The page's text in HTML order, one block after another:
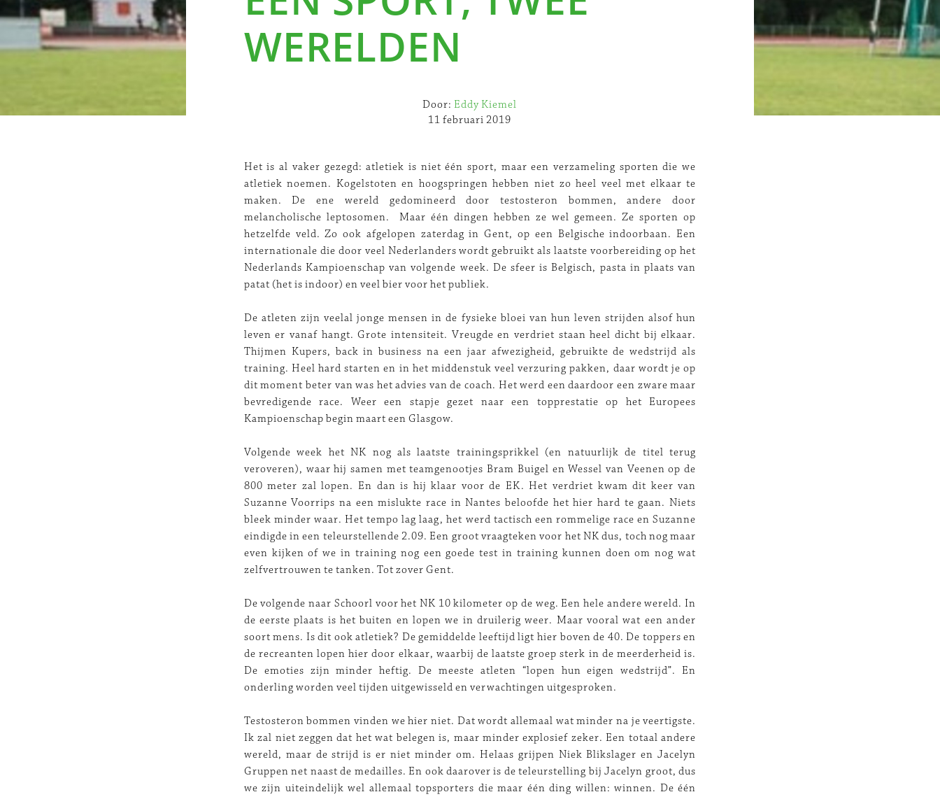
WERELDEN
Door: Eddy Kiemel
11 februari 2019
Het is al vaker gezegd: atletiek is niet één sport, maar een verzameling sporten die we
atletiek noemen. Kogelstoten en hoogspringen hebben niet zo heel veel met elkaar te
maken. De ene wereld gedomineerd door testosteron bommen, andere door
melancholische leptosomen. Maar één dingen hebben ze wel gemeen. Ze sporten op
hetzelfde veld. Zo ook afgelopen zaterdag in Gent, op een Belgische indoorbaan. Een
internationale die door veel Nederlanders wordt gebruikt als laatste voorbereiding op het
Nederlands Kampioenschap van volgende week. De sfeer is Belgisch, pasta in plaats van
patat (het is indoor) en veel bier voor het publiek.
De atleten zijn veelal jonge mensen in de fysieke bloei van hun leven strijden alsof hun
leven er vanaf hangt. Grote intensiteit. Vreugde en verdriet staan heel dicht bij elkaar.
Thijmen Kupers, back in business na een jaar afwezigheid, gebruikte de wedstrijd als
training. Heel hard starten en in het middenstuk veel verzuring pakken, daar wordt je op
dit moment beter van was het advies van de coach. Het werd een daardoor een zware maar
bevredigende race. Weer een stapje gezet naar een topprestatie op het Europees
Kampioenschap begin maart een Glasgow.
Volgende week het NK nog als laatste trainingsprikkel (en natuurlijk de titel terug
veroveren), waar hij samen met teamgenootjes Bram Buigel en Wessel van Veenen op de
800 meter zal lopen. En dan is hij klaar voor de EK. Het verdriet kwam dit keer van
Suzanne Voorrips na een mislukte race in Nantes beloofde het hier hard te gaan. Niets
bleek minder waar. Het tempo lag laag, het werd tactisch een rommelige race en Suzanne
eindigde in een teleurstellende 2.09. Een groot vraagteken voor het NK dus, toch nog maar
even kijken of we in training nog een goede test in training kunnen doen om nog wat
zelfvertrouwen te tanken. Tot zover Gent.
De volgende naar Schoorl voor het NK 10 kilometer op de weg. Een hele andere wereld. In
de eerste plaats is het buiten en lopen we in druilerig weer. Maar vooral wat een ander
soort mens. Is dit ook atletiek? De gemiddelde leeftijd ligt hier boven de 40. De toppers en
de recreanten lopen hier door elkaar, waarbij de laatste groep sterk in de meerderheid is.
De emoties zijn minder heftig. De meeste atleten “lopen hun eigen wedstrijd”. En
onderling worden veel tijden uitgewisseld en verwachtingen uitgesproken.
Testosteron bommen vinden we hier niet. Dat wordt allemaal wat minder na je veertigste.
Ik zal niet zeggen dat het wat belegen is, maar minder explosief zeker. Een totaal andere
wereld, maar de strijd is er niet minder om. Helaas grijpen Niek Blikslager en Jacelyn
Gruppen net naast de medailles. En ook daarover is de teleurstelling bij Jacelyn groot, dus
we zijn uiteindelijk wel allemaal topsporters die maar één ding willen: winnen. De één